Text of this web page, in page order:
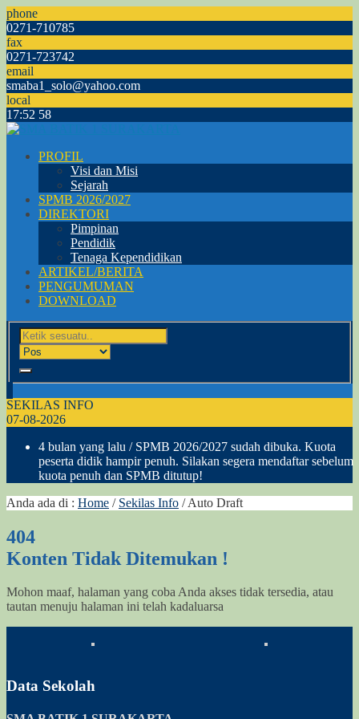
phone
0271-710785
fax
0271-723742
email
smaba1_solo@yahoo.com
local
17:52 58
PROFIL
Visi dan Misi
Sejarah
SPMB 2026/2027
DIREKTORI
Pimpinan
Pendidik
Tenaga Kependidikan
ARTIKEL/BERITA
PENGUMUMAN
DOWNLOAD
SEKILAS INFO
07-08-2026
4 bulan yang lalu / SPMB 2026/2027 sudah dibuka. Kuota
peserta didik hampir penuh. Silakan segera mendaftar sebelum
kuota penuh dan SPMB ditutup!
Anda ada di : Home / Sekilas Info /Auto Draft
404
Konten Tidak Ditemukan !
Mohon maaf, halaman yang coba Anda akses tidak tersedia, atau
tautan menuju halaman ini telah kadaluarsa
Data Sekolah